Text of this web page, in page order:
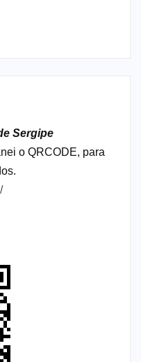
Sergipe
o QRCODE, para